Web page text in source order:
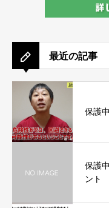
最近の記事
保護
保護
ント